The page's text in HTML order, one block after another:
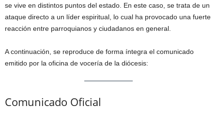
se vive en distintos puntos del estado. En este caso, se trata de un
ataque directo a un líder espiritual, lo cual ha provocado una fuerte
reacción entre parroquianos y ciudadanos en general.
A continuación, se reproduce de forma íntegra el comunicado
emitido por la oficina de vocería de la diócesis:
Comunicado Oficial